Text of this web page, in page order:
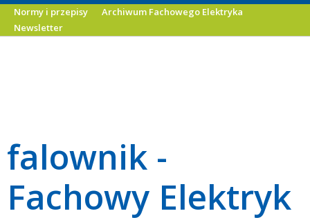
Normy i przepisy
Archiwum Fachowego Elektryka
Newsletter
falownik -
Fachowy Elektryk